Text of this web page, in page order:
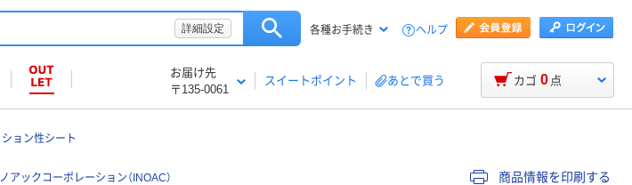
詳細設定 各種お手続き ヘルプ
お届け先
〒135-0061
スイートポイント あとで買う カゴ 0 点
ョン性シート
アックコーポレーション（INOAC） 商品情報を印刷する